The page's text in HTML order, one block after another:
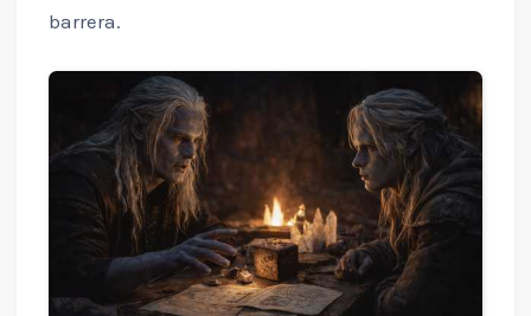
barrera.